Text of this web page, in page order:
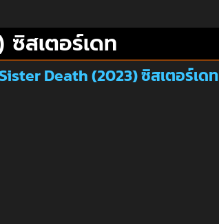
สเตอร์เดท
Death (2023) ซิสเตอร์เดท